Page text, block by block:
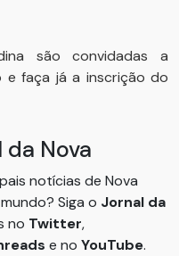
são convidadas a
e faça já a inscrição do
Nova
notícias de Nova
Siga o Jornal da
no Twitter,
e no YouTube.